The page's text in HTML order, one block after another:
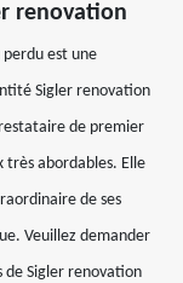
renovation
est une
Sigler renovation
de premier
très abordables. Elle
de ses
Veuillez demander
de Sigler renovation